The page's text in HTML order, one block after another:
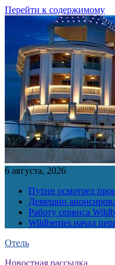
Перейти к содержимому
6 августа, 2026
Путин осмотрел
Демешин
Работу сервиса
Wildberries начал
Отель
Новостная рассылка